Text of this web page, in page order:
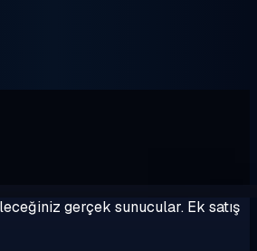
gerçek sunucular. Ek satış